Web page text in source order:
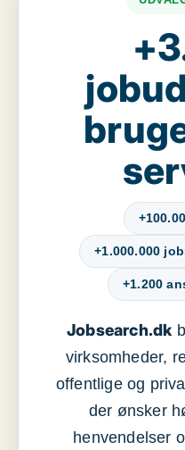
+1.000.000
+1.200
Jobsearch.dk
virksomheder,
offentlige og
der ønsker
henvendelser